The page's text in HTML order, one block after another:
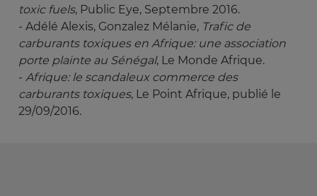
toxic fuels, Public Eye, Septembre 2016.
- Adélé Alexis, Gonzalez Mélanie, Trafic de
carburants toxiques en Afrique: une association
porte plainte au Sénégal, Le Monde Afrique.
- Afrique: le scandaleux commerce des
carburants toxiques, Le Point Afrique, publié le
29/09/2016.